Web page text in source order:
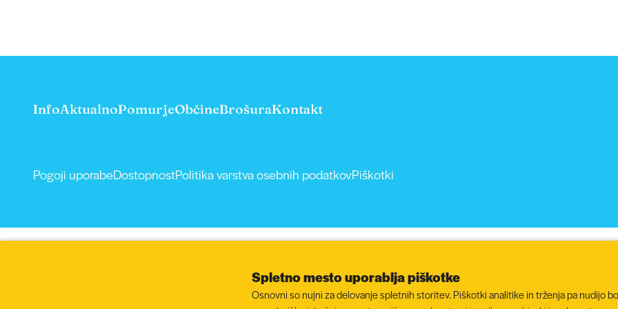
InfoAktualnoPomurjeObčineBrošuraKontakt
Pogoji uporabeDostopnostPolitika varstva osebnih podatkovPiškotki
Spletno mesto uporablja piškotke
Osnovni so nujni za delovanje spletnih storitev. Piškotki analitike in trženja pa nudijo